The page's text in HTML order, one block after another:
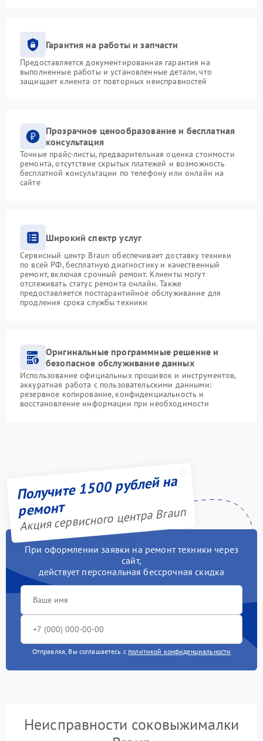
Гарантия на работы и запчасти
Предоставляется документированная гарантия на
выполненные работы и установленные детали, что
защищает клиента от повторных неисправностей
Прозрачное ценообразование и бесплатная
консультация
Точные прайс-листы, предварительная оценка стоимости
ремонта, отсутствие скрытых платежей и возможность
бесплатной консультации по телефону или онлайн на
сайте
Широкий спектр услуг
Сервисный центр Braun обеспечивает доставку техники
по всей РФ, бесплатную диагностику и качественный
ремонт, включая срочный ремонт. Клиенты могут
отслеживать статус ремонта онлайн. Также
предоставляется постгарантийное обслуживание для
продления срока службы техники
Оригинальные программные решение и
безопасное обслуживание данных
Использование официальных прошивок и инструментов,
аккуратная работа с пользовательскими данными:
резервное копирование, конфиденциальность и
восстановление информации при необходимости
Получите 1500 рублей на
ремонт
Акция сервисного центра Braun
При оформлении заявки на ремонт техники через
сайт,
действует персональная бессрочная скидка
Отправляя, Вы соглашаетесь с политикой конфиденциальности
Неисправности соковыжималки